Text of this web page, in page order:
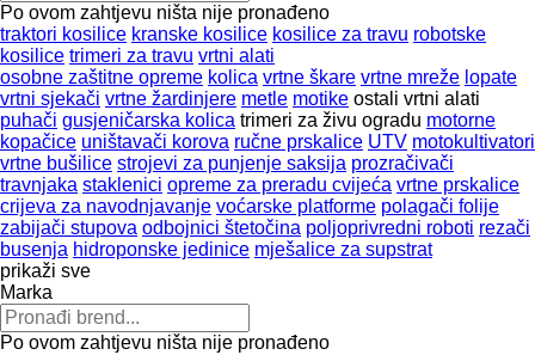
Po ovom zahtjevu ništa nije pronađeno
traktori kosilice kranske kosilice kosilice za travu robotske
kosilice trimeri za travu vrtni alati
osobne zaštitne opreme kolica vrtne škare vrtne mreže lopate
vrtni sjekači vrtne žardinjere metle motike ostali vrtni alati
puhači gusjeničarska kolica trimeri za živu ogradu motorne
kopačice uništavači korova ručne prskalice UTV motokultivatori
vrtne bušilice strojevi za punjenje saksija prozračivači
travnjaka stakleniсi opreme za preradu cvijeća vrtne prskalice
crijeva za navodnjavanje voćarske platforme polagači folije
zabijači stupova odbojnici štetočina poljoprivredni roboti rezači
busenja hidroponske jedinice mješalice za supstrat
prikaži sve
Marka
Po ovom zahtjevu ništa nije pronađeno